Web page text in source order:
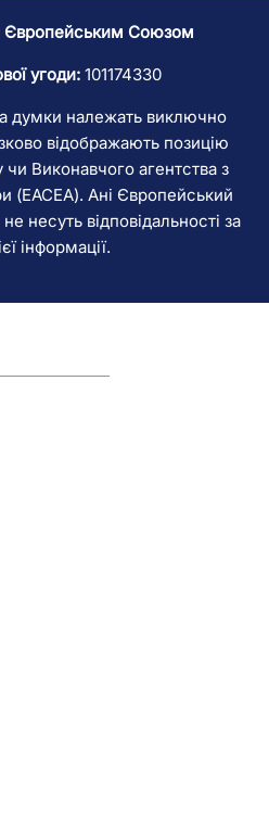
Європейським Союзом
угоди:101174330
думки належать виключно
відображають позицію
Виконавчого агентства з
(EACEA). Ані Європейський
несуть відповідальності за
інформації.